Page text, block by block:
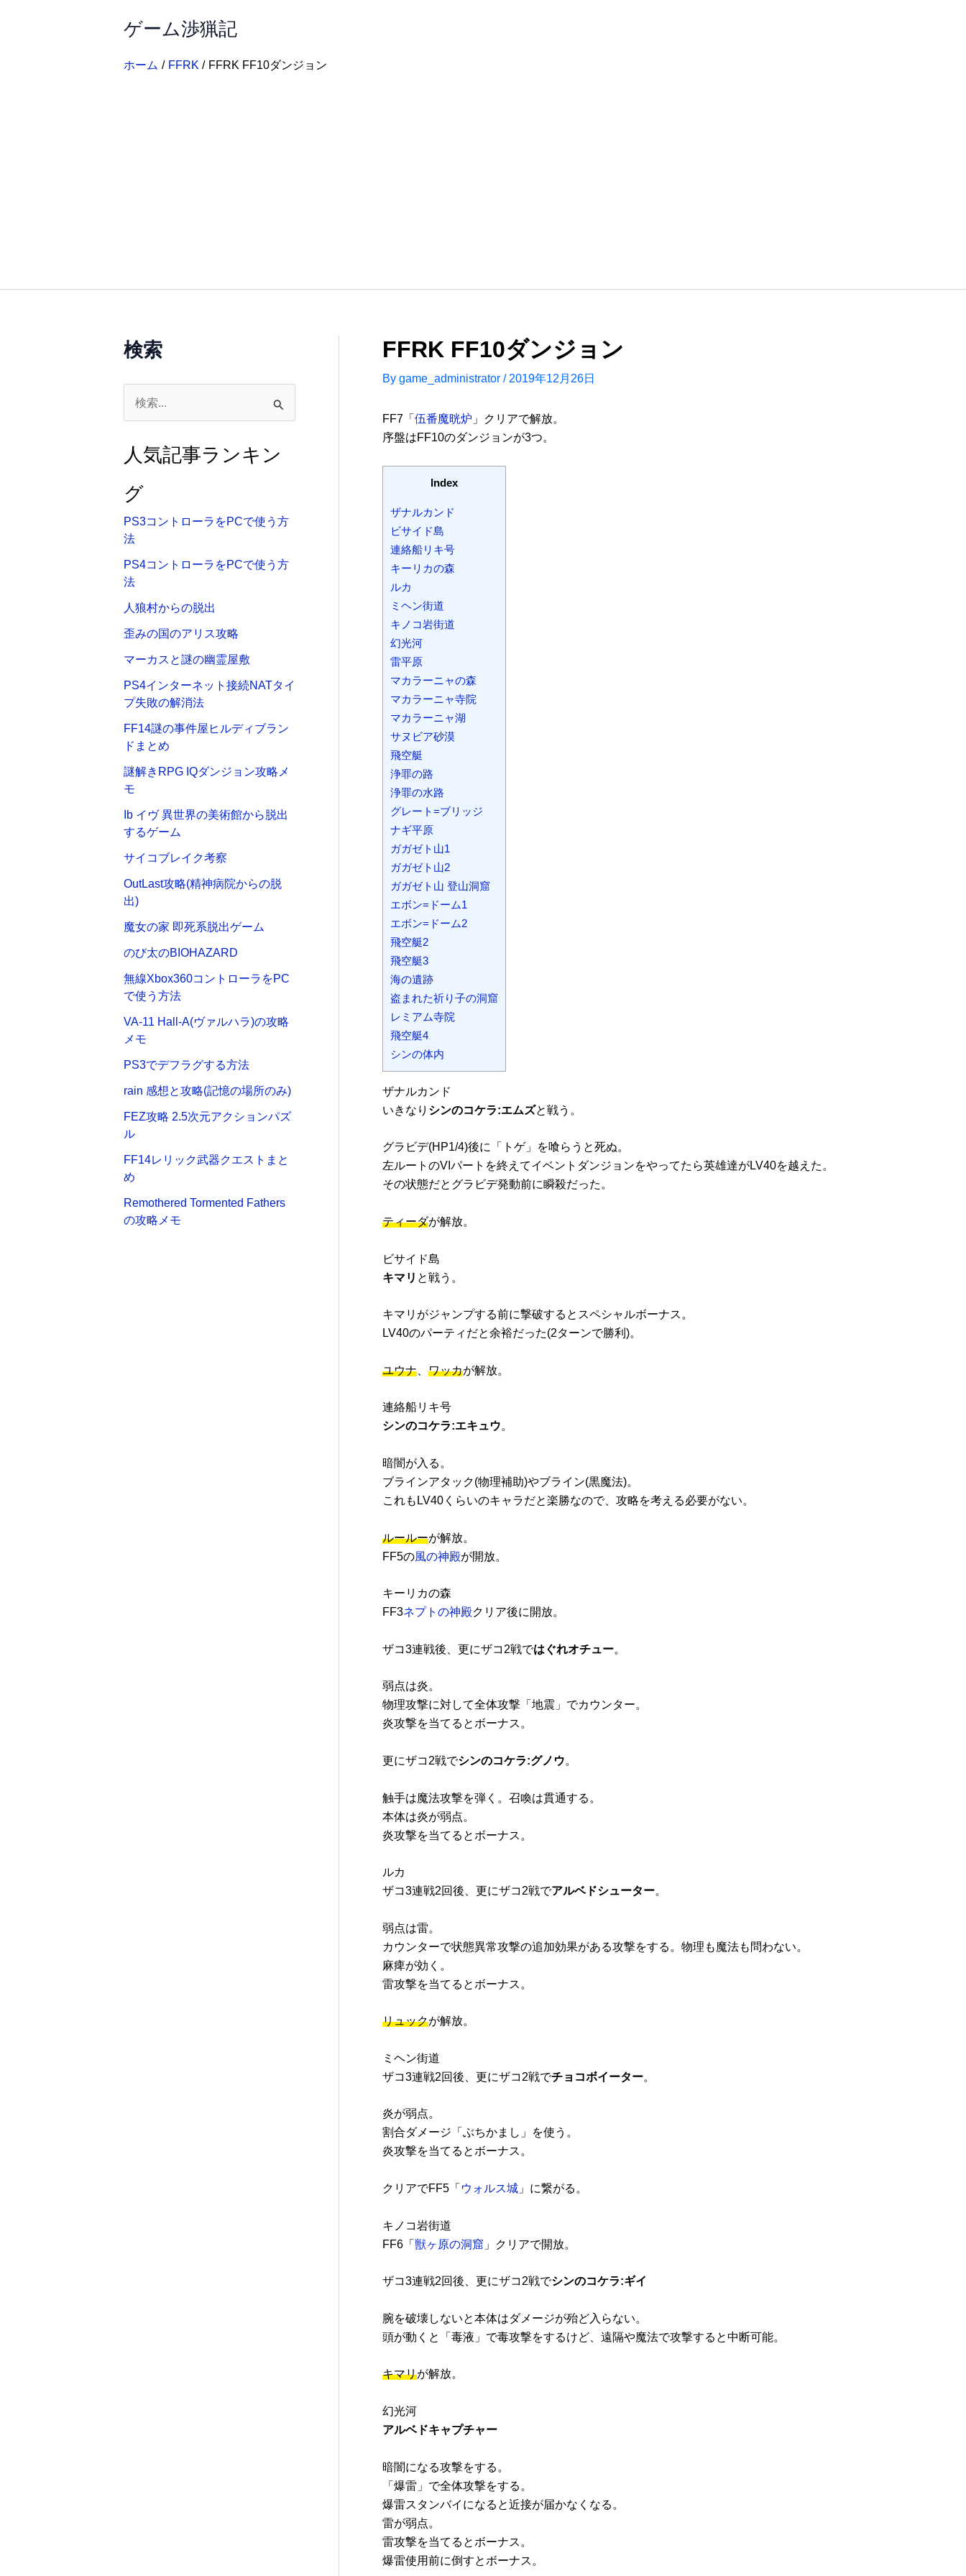
ゲーム渉猟記
ホーム FFRK FFRK FF10ダンジョン
検索
象人気記事ランキン
グ
PS3コントローラをPCで使う方
法
PS4コントローラをPCで使う方
法
人狼村からの脱出
歪みの国のアリス攻略
マーカスと謎の幽霊屋敷
PS4インターネット接続NATタイ
プ失敗の解消法
FF14謎の事件屋ヒルディブラン
ドまとめ
謎解きRPG IQダンジョン攻略メ
モ
Ib イヴ 異世界の美術館から脱出
するゲーム
サイコブレイク考察
OutLast攻略(精神病院からの脱
出)
魔女の家 即死系脱出ゲーム
のび太のBIOHAZARD
無線Xbox360コントローラをPC
で使う方法
VA-11 Hall-A(ヴァルハラ)の攻略
メモ
PS3でデフラグする方法
rain 感想と攻略(記憶の場所のみ)
FEZ攻略 2.5次元アクションパズ
ル
FF14レリック武器クエストまと
め
Remothered Tormented Fathers
の攻略メモ
FFRK FF10ダンジョン
By game_administrator / 2019年12月26日
FF7「 伍番魔晄炉 」クリアで解放。
序盤はFF10のダンジョンが3つ。
Index
ザナルカンド
ビサイド島
連絡船リキ号
キーリカの森
ルカ
ミヘン街道
キノコ岩街道
幻光河
雷平原
マカラーニャの森
マカラーニャ寺院
マカラーニャ湖
サヌビア砂漠
飛空艇
浄罪の路
浄罪の水路
グレート=ブリッジ
ナギ平原
ガガゼト山1
ガガゼト山2
ガガゼト山 登山洞窟
エボン=ドーム1
エボン=ドーム2
飛空艇2
飛空艇3
海の遺跡
盗まれた祈り子の洞窟
レミアム寺院
飛空艇4
シンの体内
ザナルカンド
いきなり シンのコケラ:エムズと戦う。
グラビデ(HP1/4)後に「トゲ」を喰らうと死ぬ。
左ルートのVIパートを終えてイベントダンジョンをやってたら英雄達がLV40を越えた。
その状態だとグラビデ発動前に瞬殺だった。
ティーダが解放。
ビサイド島
キマリ と戦う。
キマリがジャンプする前に撃破するとスペシャルボーナス。
LV40のパーティだと余裕だった(2ターンで勝利)。
ユウナ ワッカが解放。
連絡船リキ号
シンのコケラ:エキュウ。
暗闇が入る。
ブラインアタック(物理補助)やブライン(黒魔法)。
これもLV40くらいのキャラだと楽勝なので、攻略を考える必要がない。
ルールーが解放。
FF5の風の神殿が開放。
キーリカの森
FF3ネプトの神殿クリア後に開放。
ザコ3連戦後、更にザコ2戦ではぐれオチュー。
弱点は炎。
物理攻撃に対して全体攻撃「地震」でカウンター。
炎攻撃を当てるとボーナス。
更にザコ2戦でシンのコケラ:グノウ。
触手は魔法攻撃を弾く。召喚は貫通する。
本体は炎が弱点。
炎攻撃を当てるとボーナス。
ルカ
ザコ3連戦2回後、更にザコ2戦でアルベドシューター。
弱点は雷。
カウンターで状態異常攻撃の追加効果がある攻撃をする。物理も魔法も問わない。
麻痺が効く。
雷攻撃を当てるとボーナス。
リュックが解放。
ミヘン街道
ザコ3連戦2回後、更にザコ2戦でチョコボイーター。
炎が弱点。
割合ダメージ「ぶちかまし」を使う。
炎攻撃を当てるとボーナス。
クリアでFF5「 ウォルス城 」に繋がる。
キノコ岩街道
FF6「 獣ヶ原の洞窟 」クリアで開放。
ザコ3連戦2回後、更にザコ2戦でシンのコケラ:ギイ
腕を破壊しないと本体はダメージが殆ど入らない。
頭が動くと「毒液」で毒攻撃をするけど、遠隔や魔法で攻撃すると中断可能。
キマリが解放。
幻光河
アルベドキャプチャー
暗闇になる攻撃をする。
「爆雷」で全体攻撃をする。
爆雷スタンバイになると近接が届かなくなる。
雷が弱点。
雷攻撃を当てるとボーナス。
爆雷使用前に倒すとボーナス。